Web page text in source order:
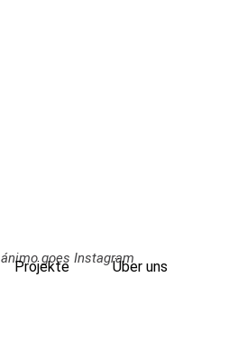
Projekte Über uns
ánimo goes Instagram